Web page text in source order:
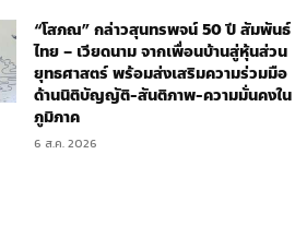
“โสภณ” กล่าวสุนทรพจน์ 50 ปี สัมพันธ์
ไทย – เวียดนาม จากเพื่อนบ้านสู่หุ้นส่วน
ยุทธศาสตร์ พร้อมส่งเสริมความร่วมมือ
ด้านนิติบัญญัติ-สันติภาพ-ความมั่นคงใน
ภูมิภาค
6 ส.ค. 2026